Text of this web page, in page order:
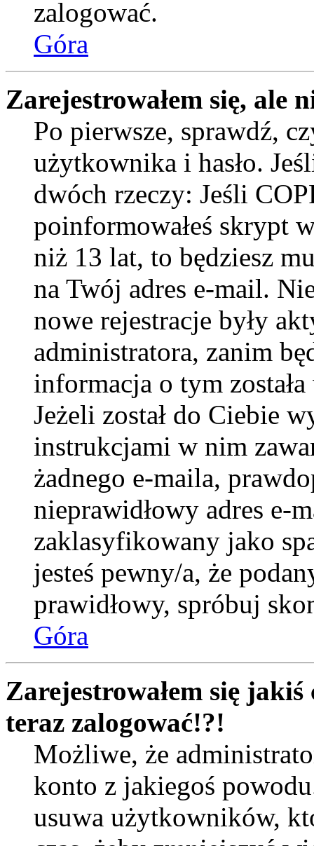
zalogować.
Góra
Zarejestrowałem się, ale
Po pierwsze, sprawdź,
użytkownika i hasło.
dwóch rzeczy: Jeśli
poinformowałeś skrypt
niż 13 lat, to będziesz
na Twój adres e-mail.
nowe rejestracje były
administratora, zanim
informacja o tym
Jeżeli został do Ciebie
instrukcjami w nim
żadnego e-maila,
nieprawidłowy adres e-
zaklasyfikowany jako
jesteś pewny/a, że
prawidłowy, spróbuj
Góra
Zarejestrowałem się jakiś
teraz zalogować!?!
Możliwe, że
konto z jakiegoś
usuwa użytkowników,